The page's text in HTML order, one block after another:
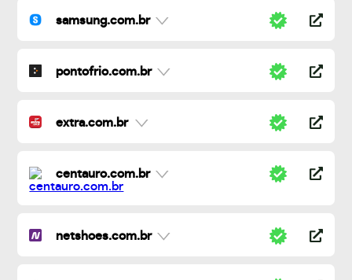
samsung.com.br
pontofrio.com.br
extra.com.br
centauro.com.br
netshoes.com.br